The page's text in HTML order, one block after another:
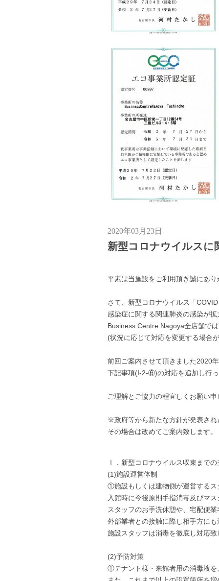
2020年03月23日
新型コロナウイルスに
平素は当施設をご利用頂き誠にあ
さて、新型コロナウイルス「
感染症に関する関連肺炎の感染が
Business Centre Nagoya全店舗で
(状況に応じて対応を変更する場合
前回ご案内させて頂きました2020
下記事項(I-2-⑥)の対応を追加し行
ご理解とご協力の程宜しくお願い
※政府等から新たな方針が発表さ
その場合は改めてご案内致します。
Ⅰ．新型コロナウイルス収束までの
(1)施設運営体制
①施設もしくは建物側が運営するス
入館時に今後原則手指消毒及びマ
スタッフのお手洗休憩や、宅配便
外部業者との接触に際し相手方に
施設スタッフは消毒を徹底し対応致
(2)予防対策
①テナント様・来館者用の消毒液